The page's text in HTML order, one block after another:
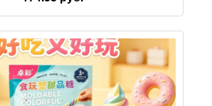
токсичная глина антипригарные
емкости